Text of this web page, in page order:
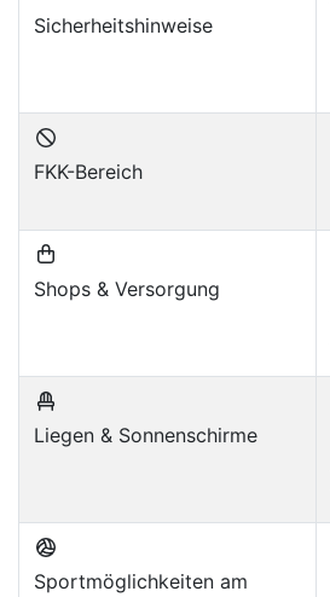
Sicherheitshinweise
FKK-Bereich
Shops & Versorgung
Liegen & Sonnenschirme
Sportmöglichkeiten am